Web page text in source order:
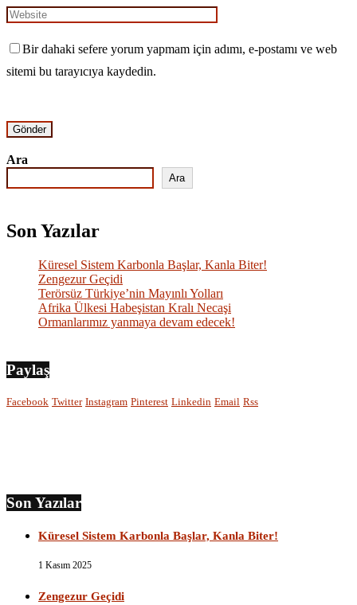
Bir dahaki sefere yorum yapmam için adımı, e-postamı ve web
sitemi bu tarayıcıya kaydedin.
Ara
Ara
Son Yazılar
Küresel Sistem Karbonla Başlar, Kanla Biter!
Zengezur Geçidi
Terörsüz Türkiye’nin Mayınlı Yolları
Afrika Ülkesi Habeşistan Kralı Necaşi
Ormanlarımız yanmaya devam edecek!
Paylaş
Facebook Twitter Instagram Pinterest Linkedin Email Rss
Son Yazılar
Küresel Sistem Karbonla Başlar, Kanla Biter!
1 Kasım 2025
Zengezur Geçidi